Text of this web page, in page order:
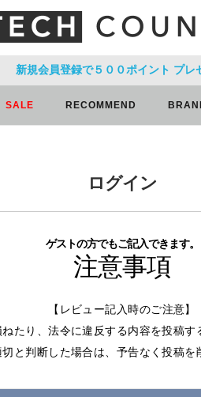
新規会員登録で５００ポイント プレ
SALE RECOMMEND
ログイン
ゲストの方でもご記入できます。
注意事項
【レビュー記入時のご注意】
たり、法令に違反する内容を投稿す
と判断した場合は、予告なく投稿を